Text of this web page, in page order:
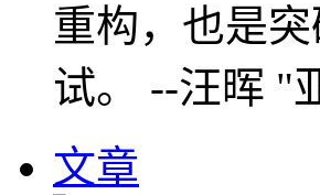
重构，也是
试。 --汪晖 "
文章